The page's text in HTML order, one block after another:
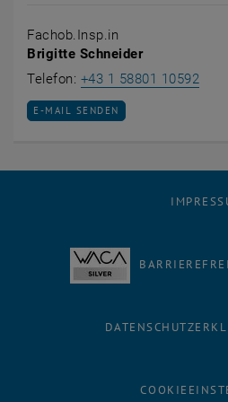
Fachob.Insp.in
Brigitte Schneider
Telefon: +43 1 58801 10592
E-MAIL AN BRIGITTE SCHNEIDER
E-MAIL SENDEN